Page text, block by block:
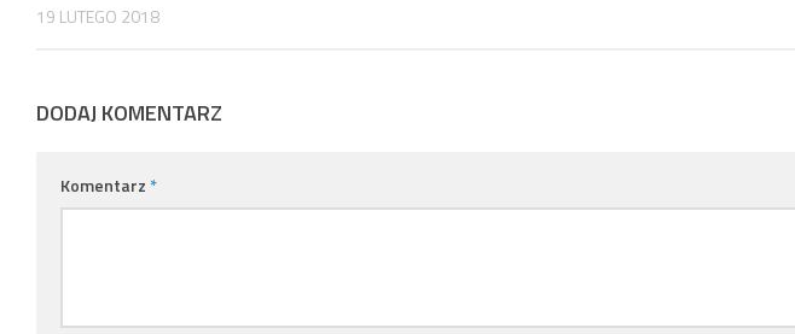
19 LUTEGO 2018
DODAJ KOMENTARZ
Komentarz*